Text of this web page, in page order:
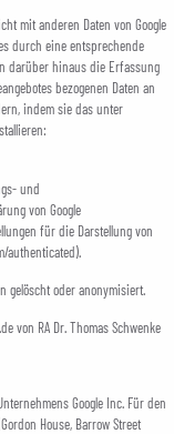
mit anderen Daten von Google
durch eine entsprechende
darüber hinaus die Erfassung
bezogenen Daten an
indem sie das unter
und
von Google
für die Darstellung von
authenticated).
gelöscht oder anonymisiert.
von RA Dr. Thomas Schwenke
Google Inc. Für den
House, Barrow Street